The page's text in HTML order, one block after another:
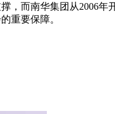
而南华集团从2006年
重要保障。